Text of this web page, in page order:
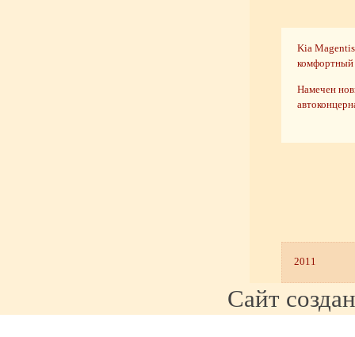
Kia
комфортный
Намечен
2011
Сайт